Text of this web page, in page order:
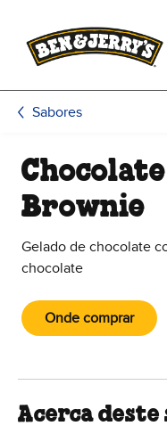
Sabores
Brownie
Gelado de chocolate
chocolate
Onde comprar
Acerca deste